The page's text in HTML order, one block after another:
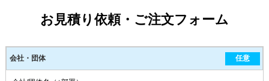
お見積り依頼・ご注文フォーム
会社・団体 任意